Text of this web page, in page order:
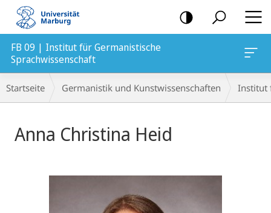
Mobile-
Navigation
FB 09 | Institut für Germanistische
Sprachwissenschaft
Breadcrumb-
Navigation
Startseite Germanistik und Kunstwissenschaften Institut
Anna Christina Heid